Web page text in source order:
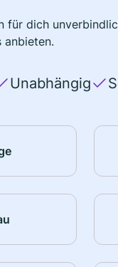
dich
anbieten.
Unabhängig